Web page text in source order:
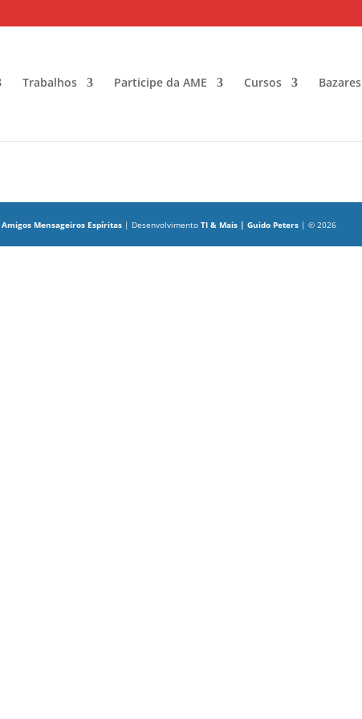
Trabalhos Participe da AME Cursos Bazares
Amigos Mensageiros Espíritas | DesenvolvimentoTI & Mais | Guido Peters| © 2026